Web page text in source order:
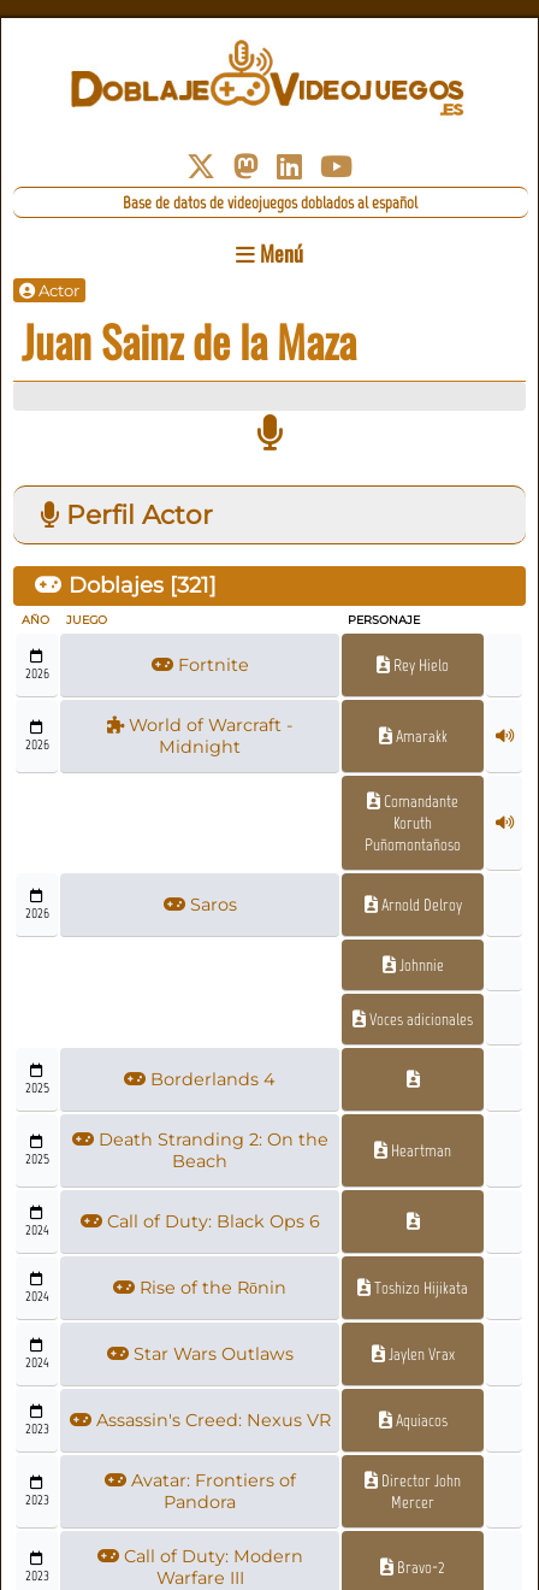
Base de datos de videojuegos doblados al español
Menú
Actor
Juan Sainz de la Maza
Perfil Actor
Doblajes [321]
AÑO JUEGO PERSONAJE
2026 Fortnite Rey Hielo
2026
World of Warcraft -
Midnight
Amarakk
Comandante
Koruth
Puñomontañoso
2026 Saros Arnold Delroy
Johnnie
Voces adicionales
2025 Borderlands 4
2025
Death Stranding 2: On the
Beach
Heartman
2024 Call of Duty: Black Ops 6
2024 Rise of the Rōnin Toshizo Hijikata
2024 Star Wars Outlaws Jaylen Vrax
2023 Assassin's Creed: Nexus VR Aquiacos
2023
Avatar: Frontiers of
Pandora
Director John
Mercer
2023
Call of Duty: Modern
Warfare III
Bravo-2